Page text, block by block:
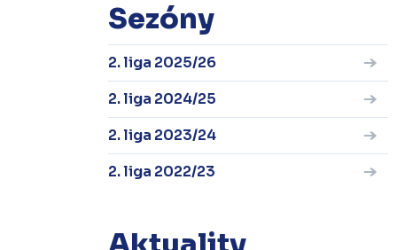
Sezóny
2. liga 2025/26
2. liga 2024/25
2. liga 2023/24
2. liga 2022/23